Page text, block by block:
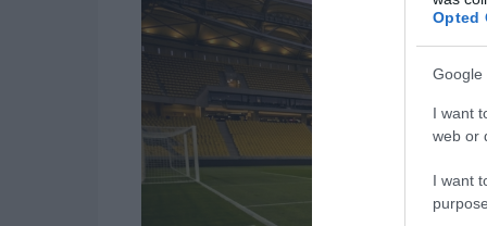
Opted
Google
I want
web or
I want